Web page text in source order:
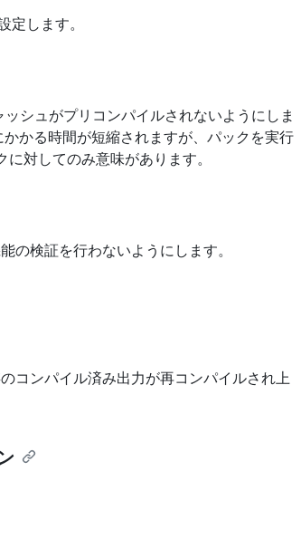
します。
シュがプリコンパイルされないようにしま
かる時間が短縮されますが、パックを実行
対してのみ意味があります。
の検証を行わないようにします。
コンパイル済み出力が再コンパイルされ上